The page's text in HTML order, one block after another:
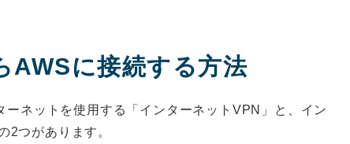
AWSに接続する方法
ネットを使用する「インターネットVPN」と、イン
2つがあります。